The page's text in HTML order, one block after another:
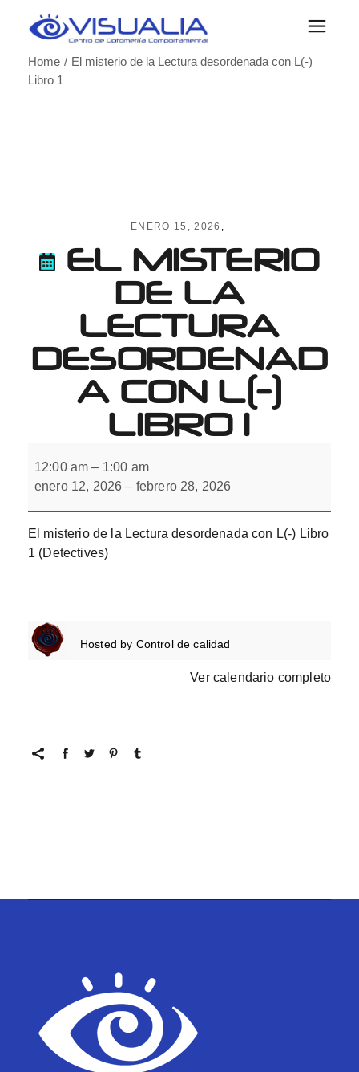
Home
El misterio de la Lectura desordenada con L(-)
Libro 1
ENERO 15, 2026
EL MISTERIO
DE LA
LECTURA
DESORDENAD
A CON L(-)
LIBRO 1
misterio
de
la
desordenada
con
L(-)
Libro
12:00 am – 1:00 am
enero 12, 2026 – febrero 28, 2026
El misterio de la Lectura desordenada con L(-) Libro
1 (Detectives)
Hosted by Control de calidad
Ver calendario completo